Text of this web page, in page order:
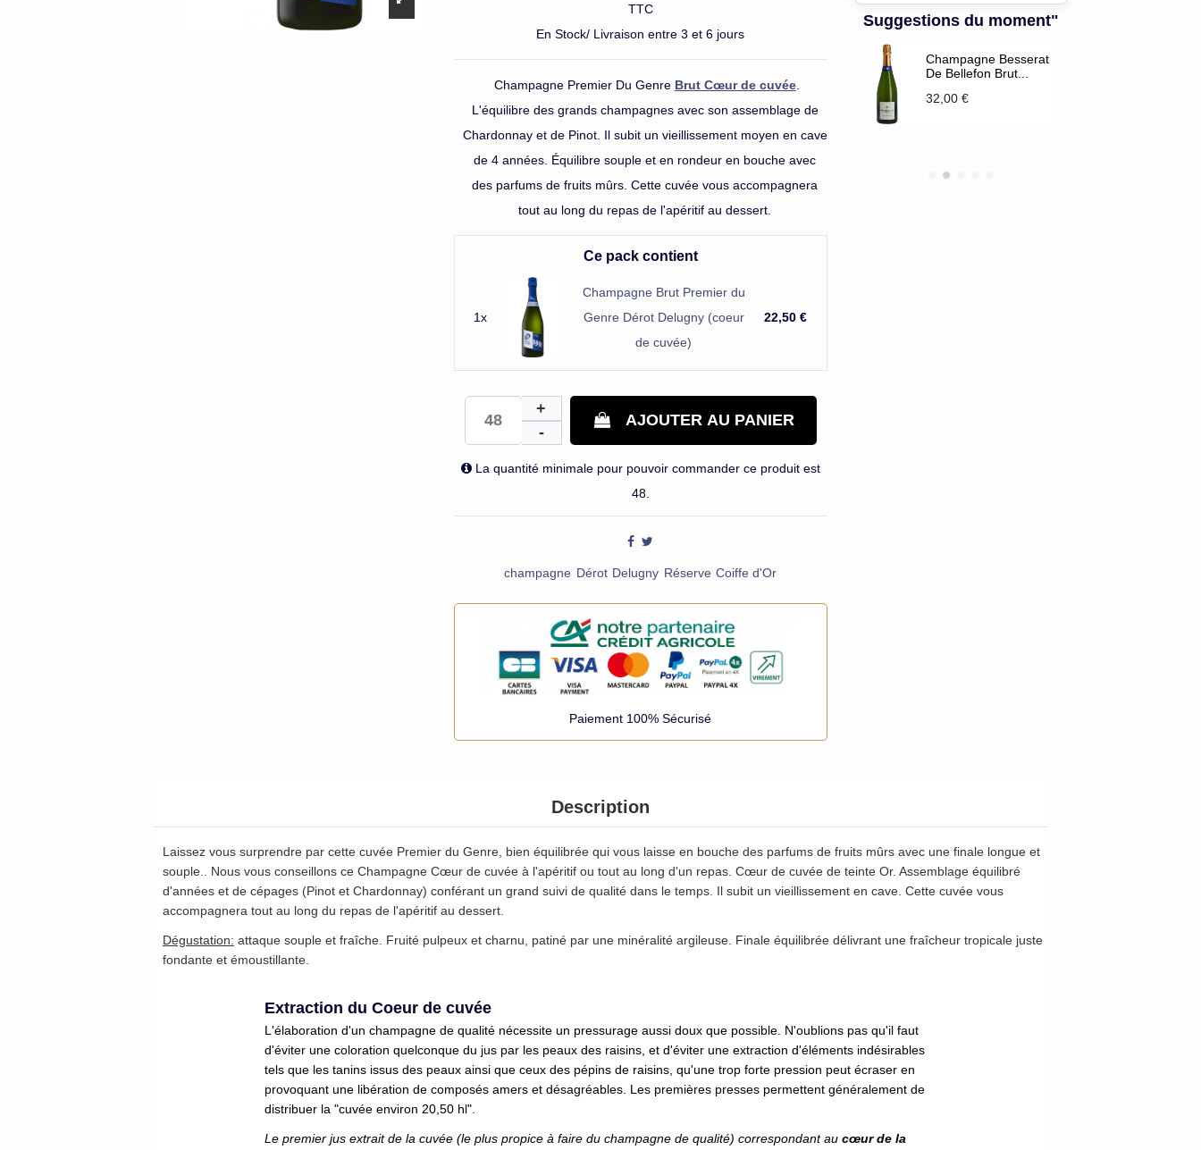
TTC
En Stock/ Livraison entre 3 et 6 jours
Champagne Premier Du Genre Brut Cœur de cuvée.
L'équilibre des grands champagnes avec son assemblage de
Chardonnay et de Pinot. Il subit un vieillissement moyen en cave
de 4 années. Équilibre souple et en rondeur en bouche avec
des parfums de fruits mûrs. Cette cuvée vous accompagnera
tout au long du repas de l'apéritif au dessert.
Ce pack contient
1x
Champagne Brut Premier du
Genre Dérot Delugny (coeur
de cuvée)
22,50 €
AJOUTER AU PANIER
La quantité minimale pour pouvoir commander ce produit est
48.
champagne Dérot Delugny Réserve Coiffe d'Or
Paiement 100% Sécurisé
Suggestions du moment"
Marteaux
23,00 €
Champagne Besserat
De Bellefon Brut...
32,00 €
Description
Laissez vous surprendre par cette cuvée Premier du Genre, bien équilibrée qui vous laisse en bouche des parfums de fruits mûrs avec une finale longue et
souple.. Nous vous conseillons ce Champagne Cœur de cuvée à l'apéritif ou tout au long d'un repas. Cœur de cuvée de teinte Or. Assemblage équilibré
d'années et de cépages (Pinot et Chardonnay) conférant un grand suivi de qualité dans le temps. Il subit un vieillissement en cave. Cette cuvée vous
accompagnera tout au long du repas de l'apéritif au dessert.
Dégustation: attaque souple et fraîche. Fruité pulpeux et charnu, patiné par une minéralité argileuse. Finale équilibrée délivrant une fraîcheur tropicale juste
fondante et émoustillante.
Extraction du Coeur de cuvée
L'élaboration d'un champagne de qualité nécessite un pressurage aussi doux que possible. N'oublions pas qu'il faut
d'éviter une coloration quelconque du jus par les peaux des raisins, et d'éviter une extraction d'éléments indésirables
tels que les tanins issus des peaux ainsi que ceux des pépins de raisins, qu'une trop forte pression peut écraser en
provoquant une libération de composés amers et désagréables. Les premières presses permettent généralement de
distribuer la "cuvée environ 20,50 hl".
Le premier jus extrait de la cuvée (le plus propice à faire du champagne de qualité) correspondant au cœur de la